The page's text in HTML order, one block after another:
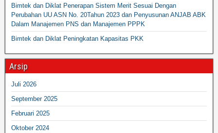
Bimtek dan Diklat Penerapan Sistem Merit Sesuai Dengan
Perubahan UU ASN No. 20Tahun 2023 dan Penyusunan ANJAB ABK
Dalam Manajemen PNS dan Manajemen PPPK
Bimtek dan Diklat Peningkatan Kapasitas PKK
Arsip
Juli 2026
September 2025
Februari 2025
Oktober 2024